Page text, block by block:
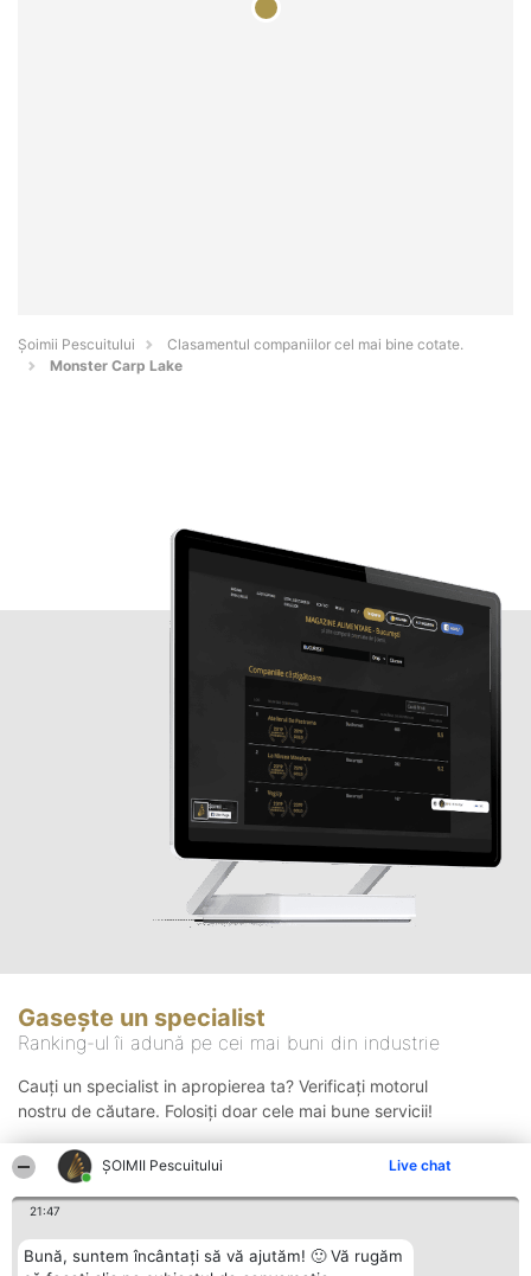
ȘOIMII Pescuitului Live chat
21:47
Bună, suntem încântați să vă ajutăm! 🙂 Vă rugăm
Șoimii Pescuitului
Clasamentul companiilor cel mai bine cotate.
Monster Carp Lake
Gasește un specialist
Ranking-ul îi adună pe cei mai buni din industrie
Cauți un specialist in apropierea ta? Verificați motorul
nostru de căutare. Folosiți doar cele mai bune servicii!